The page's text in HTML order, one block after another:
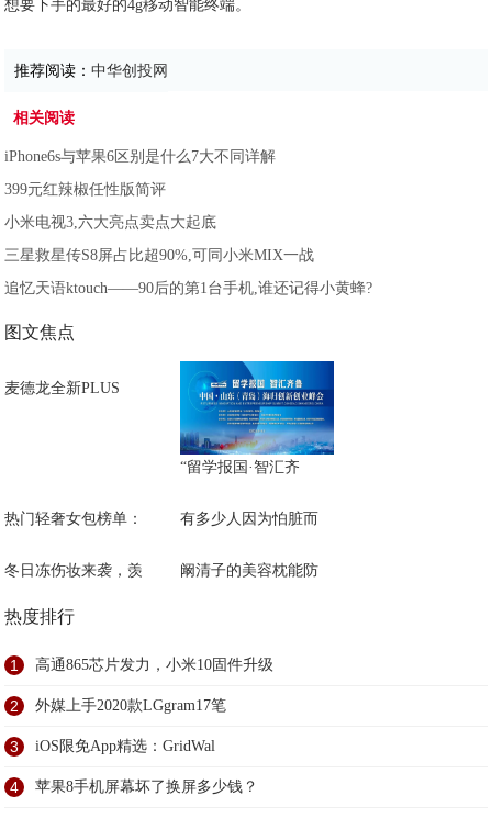
想要下手的最好的4g移动智能终端。
推荐阅读：中华创投网
相关阅读
iPhone6s与苹果6区别是什么7大不同详解
399元红辣椒任性版简评
小米电视3,六大亮点卖点大起底
三星救星传S8屏占比超90%,可同小米MIX一战
追忆天语ktouch——90后的第1台手机,谁还记得小黄蜂?
图文焦点
麦德龙全新PLUS
“留学报国·智汇齐
热门轻奢女包榜单： 有多少人因为怕脏而
冬日冻伤妆来袭，羡 阚清子的美容枕能防
热度排行
1 高通865芯片发力，小米10固件升级
2 外媒上手2020款LGgram17笔
3 iOS限免App精选：GridWal
4 苹果8手机屏幕坏了换屏多少钱？